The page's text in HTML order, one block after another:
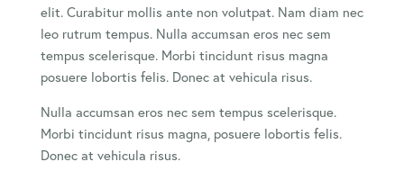
elit. Curabitur mollis ante non volutpat. Nam diam nec
leo rutrum tempus. Nulla accumsan eros nec sem
tempus scelerisque. Morbi tincidunt risus magna
posuere lobortis felis. Donec at vehicula risus.
Nulla accumsan eros nec sem tempus scelerisque.
Morbi tincidunt risus magna, posuere lobortis felis.
Donec at vehicula risus.